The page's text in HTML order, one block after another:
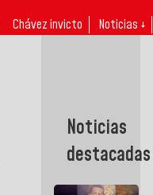
Chávez invicto Noticias ↓
Noticias
destacadas